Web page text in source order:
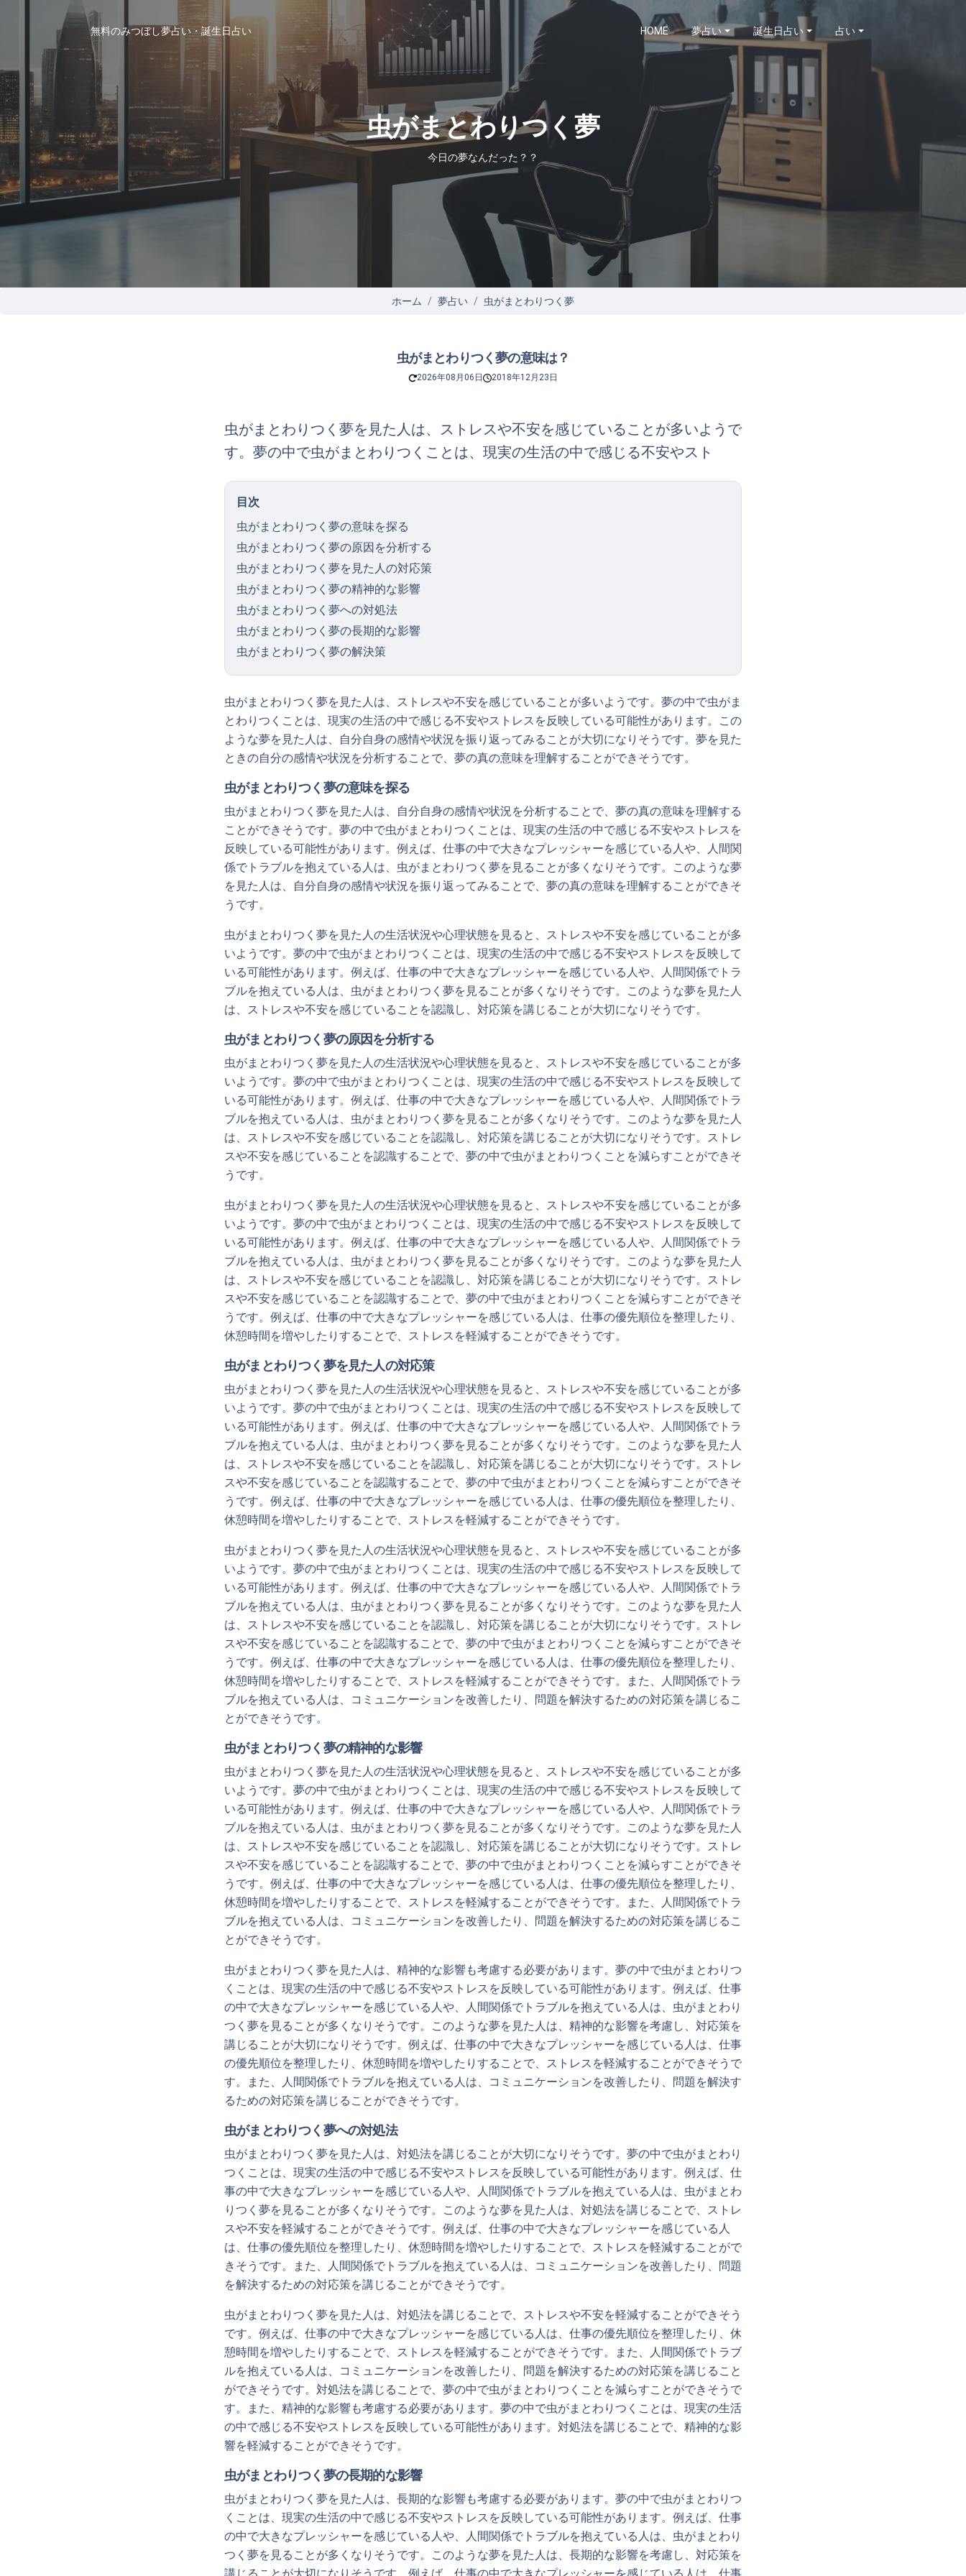
無料のみつぼし夢占い・誕生日占い HOME 夢占い 誕生日占い 占い
虫がまとわりつく夢
今日の夢なんだった？？
ホーム 夢占い 虫がまとわりつく夢
虫がまとわりつく夢の意味は？
2026年08月06日 2018年12月23日
虫がまとわりつく夢を見た人は、ストレスや不安を感じていることが多いようで
す。夢の中で虫がまとわりつくことは、現実の生活の中で感じる不安やスト
目次
虫がまとわりつく夢の意味を探る
虫がまとわりつく夢の原因を分析する
虫がまとわりつく夢を見た人の対応策
虫がまとわりつく夢の精神的な影響
虫がまとわりつく夢への対処法
虫がまとわりつく夢の長期的な影響
虫がまとわりつく夢の解決策
虫がまとわりつく夢を見た人は、ストレスや不安を感じていることが多いようです。夢の中で虫がま
とわりつくことは、現実の生活の中で感じる不安やストレスを反映している可能性があります。この
ような夢を見た人は、自分自身の感情や状況を振り返ってみることが大切になりそうです。夢を見た
ときの自分の感情や状況を分析することで、夢の真の意味を理解することができそうです。
虫がまとわりつく夢の意味を探る
虫がまとわりつく夢を見た人は、自分自身の感情や状況を分析することで、夢の真の意味を理解する
ことができそうです。夢の中で虫がまとわりつくことは、現実の生活の中で感じる不安やストレスを
反映している可能性があります。例えば、仕事の中で大きなプレッシャーを感じている人や、人間関
係でトラブルを抱えている人は、虫がまとわりつく夢を見ることが多くなりそうです。このような夢
を見た人は、自分自身の感情や状況を振り返ってみることで、夢の真の意味を理解することができそ
うです。
虫がまとわりつく夢を見た人の生活状況や心理状態を見ると、ストレスや不安を感じていることが多
いようです。夢の中で虫がまとわりつくことは、現実の生活の中で感じる不安やストレスを反映して
いる可能性があります。例えば、仕事の中で大きなプレッシャーを感じている人や、人間関係でトラ
ブルを抱えている人は、虫がまとわりつく夢を見ることが多くなりそうです。このような夢を見た人
は、ストレスや不安を感じていることを認識し、対応策を講じることが大切になりそうです。
虫がまとわりつく夢の原因を分析する
虫がまとわりつく夢を見た人の生活状況や心理状態を見ると、ストレスや不安を感じていることが多
いようです。夢の中で虫がまとわりつくことは、現実の生活の中で感じる不安やストレスを反映して
いる可能性があります。例えば、仕事の中で大きなプレッシャーを感じている人や、人間関係でトラ
ブルを抱えている人は、虫がまとわりつく夢を見ることが多くなりそうです。このような夢を見た人
は、ストレスや不安を感じていることを認識し、対応策を講じることが大切になりそうです。ストレ
スや不安を感じていることを認識することで、夢の中で虫がまとわりつくことを減らすことができそ
うです。
虫がまとわりつく夢を見た人の生活状況や心理状態を見ると、ストレスや不安を感じていることが多
いようです。夢の中で虫がまとわりつくことは、現実の生活の中で感じる不安やストレスを反映して
いる可能性があります。例えば、仕事の中で大きなプレッシャーを感じている人や、人間関係でトラ
ブルを抱えている人は、虫がまとわりつく夢を見ることが多くなりそうです。このような夢を見た人
は、ストレスや不安を感じていることを認識し、対応策を講じることが大切になりそうです。ストレ
スや不安を感じていることを認識することで、夢の中で虫がまとわりつくことを減らすことができそ
うです。例えば、仕事の中で大きなプレッシャーを感じている人は、仕事の優先順位を整理したり、
休憩時間を増やしたりすることで、ストレスを軽減することができそうです。
虫がまとわりつく夢を見た人の対応策
虫がまとわりつく夢を見た人の生活状況や心理状態を見ると、ストレスや不安を感じていることが多
いようです。夢の中で虫がまとわりつくことは、現実の生活の中で感じる不安やストレスを反映して
いる可能性があります。例えば、仕事の中で大きなプレッシャーを感じている人や、人間関係でトラ
ブルを抱えている人は、虫がまとわりつく夢を見ることが多くなりそうです。このような夢を見た人
は、ストレスや不安を感じていることを認識し、対応策を講じることが大切になりそうです。ストレ
スや不安を感じていることを認識することで、夢の中で虫がまとわりつくことを減らすことができそ
うです。例えば、仕事の中で大きなプレッシャーを感じている人は、仕事の優先順位を整理したり、
休憩時間を増やしたりすることで、ストレスを軽減することができそうです。
虫がまとわりつく夢を見た人の生活状況や心理状態を見ると、ストレスや不安を感じていることが多
いようです。夢の中で虫がまとわりつくことは、現実の生活の中で感じる不安やストレスを反映して
いる可能性があります。例えば、仕事の中で大きなプレッシャーを感じている人や、人間関係でトラ
ブルを抱えている人は、虫がまとわりつく夢を見ることが多くなりそうです。このような夢を見た人
は、ストレスや不安を感じていることを認識し、対応策を講じることが大切になりそうです。ストレ
スや不安を感じていることを認識することで、夢の中で虫がまとわりつくことを減らすことができそ
うです。例えば、仕事の中で大きなプレッシャーを感じている人は、仕事の優先順位を整理したり、
休憩時間を増やしたりすることで、ストレスを軽減することができそうです。また、人間関係でトラ
ブルを抱えている人は、コミュニケーションを改善したり、問題を解決するための対応策を講じるこ
とができそうです。
虫がまとわりつく夢の精神的な影響
虫がまとわりつく夢を見た人の生活状況や心理状態を見ると、ストレスや不安を感じていることが多
いようです。夢の中で虫がまとわりつくことは、現実の生活の中で感じる不安やストレスを反映して
いる可能性があります。例えば、仕事の中で大きなプレッシャーを感じている人や、人間関係でトラ
ブルを抱えている人は、虫がまとわりつく夢を見ることが多くなりそうです。このような夢を見た人
は、ストレスや不安を感じていることを認識し、対応策を講じることが大切になりそうです。ストレ
スや不安を感じていることを認識することで、夢の中で虫がまとわりつくことを減らすことができそ
うです。例えば、仕事の中で大きなプレッシャーを感じている人は、仕事の優先順位を整理したり、
休憩時間を増やしたりすることで、ストレスを軽減することができそうです。また、人間関係でトラ
ブルを抱えている人は、コミュニケーションを改善したり、問題を解決するための対応策を講じるこ
とができそうです。
虫がまとわりつく夢を見た人は、精神的な影響も考慮する必要があります。夢の中で虫がまとわりつ
くことは、現実の生活の中で感じる不安やストレスを反映している可能性があります。例えば、仕事
の中で大きなプレッシャーを感じている人や、人間関係でトラブルを抱えている人は、虫がまとわり
つく夢を見ることが多くなりそうです。このような夢を見た人は、精神的な影響を考慮し、対応策を
講じることが大切になりそうです。例えば、仕事の中で大きなプレッシャーを感じている人は、仕事
の優先順位を整理したり、休憩時間を増やしたりすることで、ストレスを軽減することができそうで
す。また、人間関係でトラブルを抱えている人は、コミュニケーションを改善したり、問題を解決す
るための対応策を講じることができそうです。
虫がまとわりつく夢への対処法
虫がまとわりつく夢を見た人は、対処法を講じることが大切になりそうです。夢の中で虫がまとわり
つくことは、現実の生活の中で感じる不安やストレスを反映している可能性があります。例えば、仕
事の中で大きなプレッシャーを感じている人や、人間関係でトラブルを抱えている人は、虫がまとわ
りつく夢を見ることが多くなりそうです。このような夢を見た人は、対処法を講じることで、ストレ
スや不安を軽減することができそうです。例えば、仕事の中で大きなプレッシャーを感じている人
は、仕事の優先順位を整理したり、休憩時間を増やしたりすることで、ストレスを軽減することがで
きそうです。また、人間関係でトラブルを抱えている人は、コミュニケーションを改善したり、問題
を解決するための対応策を講じることができそうです。
虫がまとわりつく夢を見た人は、対処法を講じることで、ストレスや不安を軽減することができそう
です。例えば、仕事の中で大きなプレッシャーを感じている人は、仕事の優先順位を整理したり、休
憩時間を増やしたりすることで、ストレスを軽減することができそうです。また、人間関係でトラブ
ルを抱えている人は、コミュニケーションを改善したり、問題を解決するための対応策を講じること
ができそうです。対処法を講じることで、夢の中で虫がまとわりつくことを減らすことができそうで
す。また、精神的な影響も考慮する必要があります。夢の中で虫がまとわりつくことは、現実の生活
の中で感じる不安やストレスを反映している可能性があります。対処法を講じることで、精神的な影
響を軽減することができそうです。
虫がまとわりつく夢の長期的な影響
虫がまとわりつく夢を見た人は、長期的な影響も考慮する必要があります。夢の中で虫がまとわりつ
くことは、現実の生活の中で感じる不安やストレスを反映している可能性があります。例えば、仕事
の中で大きなプレッシャーを感じている人や、人間関係でトラブルを抱えている人は、虫がまとわり
つく夢を見ることが多くなりそうです。このような夢を見た人は、長期的な影響を考慮し、対応策を